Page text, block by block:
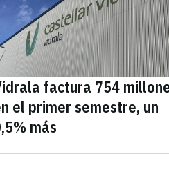
factura 754
el primer semestre, un
más